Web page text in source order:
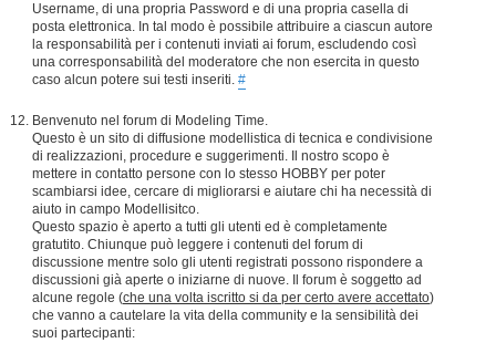
Username, di una propria Password e di una propria casella di
posta elettronica. In tal modo è possibile attribuire a ciascun autore
la responsabilità per i contenuti inviati ai forum, escludendo così
una corresponsabilità del moderatore che non esercita in questo
caso alcun potere sui testi inseriti. #
Benvenuto nel forum di Modeling Time.
Questo è un sito di diffusione modellistica di tecnica e condivisione
di realizzazioni, procedure e suggerimenti. Il nostro scopo è
mettere in contatto persone con lo stesso HOBBY per poter
scambiarsi idee, cercare di migliorarsi e aiutare chi ha necessità di
aiuto in campo Modellisitco.
Questo spazio è aperto a tutti gli utenti ed è completamente
gratutito. Chiunque può leggere i contenuti del forum di
discussione mentre solo gli utenti registrati possono rispondere a
discussioni già aperte o iniziarne di nuove. Il forum è soggetto ad
alcune regole (che una volta iscritto si da per certo avere accettato)
che vanno a cautelare la vita della community e la sensibilità dei
suoi partecipanti: